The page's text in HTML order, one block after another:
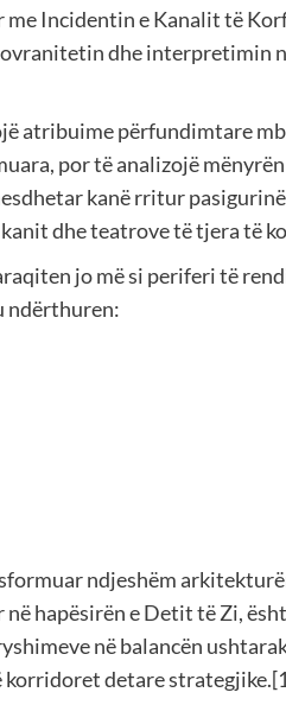
Incidentin e Kanalit të
dhe interpretimin
atribuime përfundimtare
por të analizojë
kanë rritur
dhe teatrove të tjera të
jo më si periferi të
ndërthuren:
ndjeshëm
hapësirën e Detit të Zi,
në balancën
korridoret detare